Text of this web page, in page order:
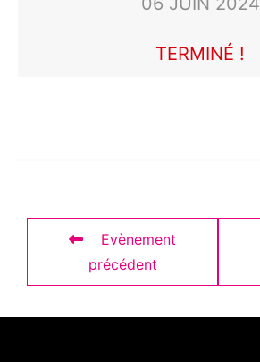
TERMINÉ !
Evènement
précédent